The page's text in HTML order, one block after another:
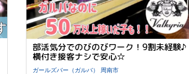
部活気分でのびのびワーク！9割未経験♪
横付き接客ナシで安心☆
ガールズバー（ガルバ） 周南市